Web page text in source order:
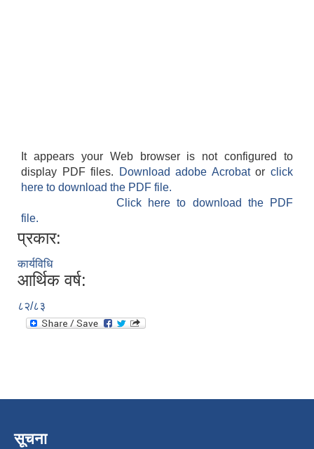
It appears your Web browser is not configured to
display PDF files.
Download adobe Acrobatorclick
here to download the PDF file.
Click here to download the PDF
file.
प्रकार:
कार्यविधि
आर्थिक वर्ष:
८२/८३
सूचना